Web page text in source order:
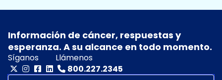
Información de cáncer, respuestas y
esperanza. A su alcance en todo momento.
Síganos
Llámenos
800.227.2345